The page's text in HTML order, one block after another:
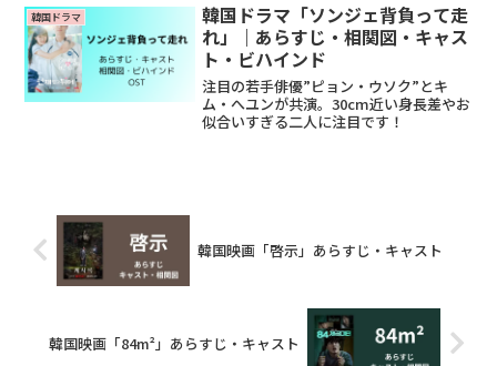
韓国ドラマ
韓国ドラマ「ソンジェ背負って走
れ」｜あらすじ・相関図・キャス
ト・ビハインド
注目の若手俳優”ピョン・ウソク”とキ
ム・へユンが共演。30cm近い身長差やお
似合いすぎる二人に注目です！
韓国映画「啓示」あらすじ・キャスト
韓国映画「84m²」あらすじ・キャスト